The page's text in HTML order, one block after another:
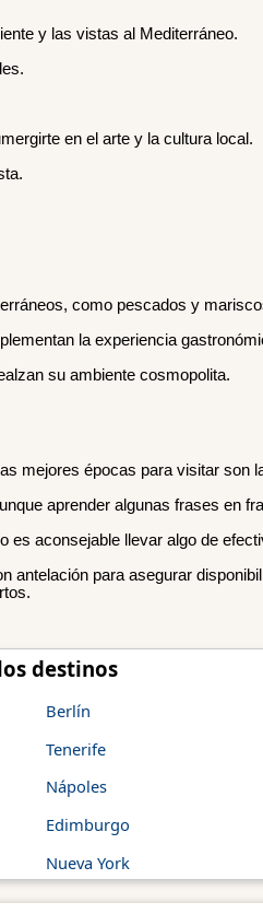
y las vistas al Mediterráneo.
en el arte y la cultura local.
como pescados y
la experiencia
su ambiente cosmopolita.
mejores épocas para visitar son
aprender algunas frases en
es aconsejable llevar algo de
antelación para asegurar
destinos
Berlín
Tenerife
Nápoles
Edimburgo
Nueva York